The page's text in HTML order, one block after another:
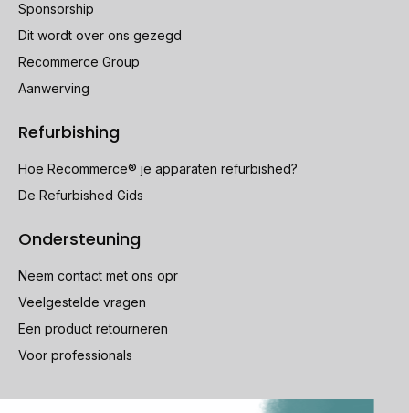
Sponsorship
Dit wordt over ons gezegd
Recommerce Group
Aanwerving
Refurbishing
Hoe Recommerce® je apparaten refurbished?
De Refurbished Gids
Ondersteuning
Neem contact met ons opr
Veelgestelde vragen
Een product retourneren
Voor professionals